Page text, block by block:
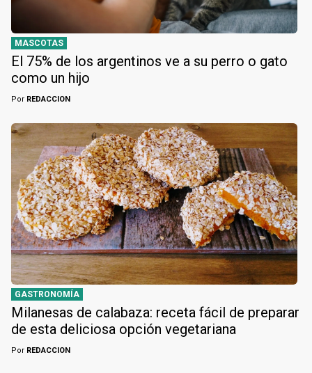
MASCOTAS
El 75% de los argentinos ve a su perro o gato
como un hijo
Por REDACCION
GASTRONOMÍA
Milanesas de calabaza: receta fácil de preparar
de esta deliciosa opción vegetariana
Por REDACCION